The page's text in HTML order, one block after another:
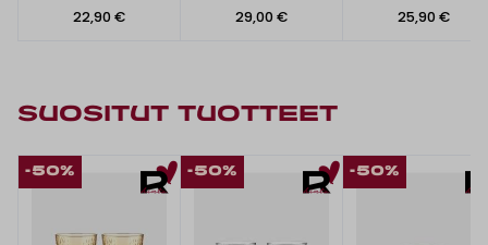
22,90 €
29,00 €
25,90 €
SUOSITUT TUOTTEET
-50% -50% -50%